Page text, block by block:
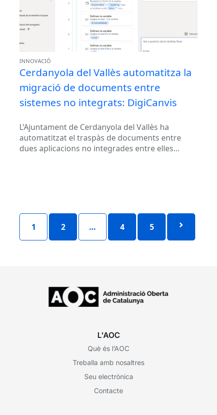
INNOVACIÓ
Cerdanyola del Vallès automatitza la
migració de documents entre
sistemes no integrats: DigiCanvis
L’Ajuntament de Cerdanyola del Vallès ha
automatitzat el traspàs de documents entre
dues aplicacions no integrades entre elles
1 2 … 4 5
L'AOC
Què és l’AOC
Treballa amb nosaltres
Seu electrònica
Contacte